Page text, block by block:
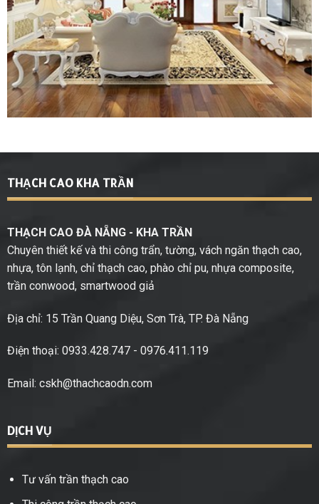
THẠCH CAO KHA TRẦN
THẠCH CAO ĐÀ NẴNG - KHA TRẦN
Chuyên thiết kế và thi công trẩn, tường, vách ngăn thạch cao,
nhựa, tôn lạnh, chỉ thạch cao, phào chỉ pu, nhựa composite,
trần conwood, smartwood giả
Địa chỉ: 15 Trần Quang Diệu, Sơn Trà, TP. Đà Nẵng
Điện thoại: 0933.428.747 - 0976.411.119
Email: cskh@thachcaodn.com
DỊCH VỤ
Tư vấn trần thạch cao